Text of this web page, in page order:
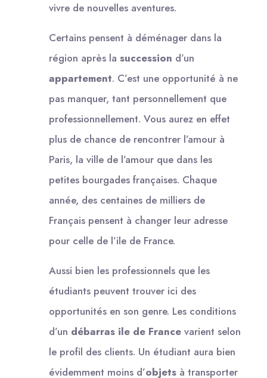
vivre de nouvelles aventures.
Certains pensent à déménager dans la
région après la succession d’un
appartement. C’est une opportunité à ne
pas manquer, tant personnellement que
professionnellement. Vous aurez en effet
plus de chance de rencontrer l’amour à
Paris, la ville de l’amour que dans les
petites bourgades françaises. Chaque
année, des centaines de milliers de
Français pensent à changer leur adresse
pour celle de l’ile de France.
Aussi bien les professionnels que les
étudiants peuvent trouver ici des
opportunités en son genre. Les conditions
d’un débarras ile de France varient selon
le profil des clients. Un étudiant aura bien
évidemment moins d’objets à transporter